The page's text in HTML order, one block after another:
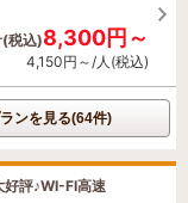
税込)8,300円～
4,150円～/人(税込)
ンを見る(64件)
好評♪WI-FI高速